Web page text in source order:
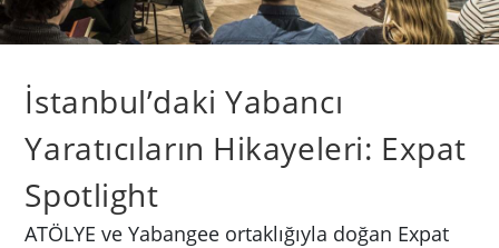
İstanbul’daki Yabancı
Yaratıcıların Hikayeleri: Expat
Spotlight
ATÖLYE ve Yabangee ortaklığıyla doğan Expat